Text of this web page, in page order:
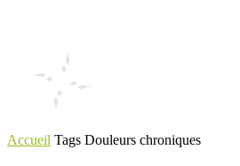
Accueil Tags Douleurs chroniques